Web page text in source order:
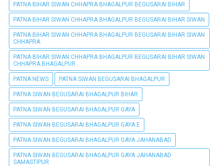
PATNA BIHAR SIWAN CHHAPRA BHAGALPUR BEGUSARAI BIHAR
PATNA BIHAR SIWAN CHHAPRA BHAGALPUR BEGUSARAI BIHAR SIWAN
PATNA BIHAR SIWAN CHHAPRA BHAGALPUR BEGUSARAI BIHAR SIWAN
CHHAPRA
PATNA BIHAR SIWAN CHHAPRA BHAGALPUR BEGUSARAI BIHAR SIWAN
CHHAPRA BHAGALPUR
PATNA NEWS PATNA SIWAN BEGUSARAI BHAGALPUR
PATNA SIWAN BEGUSARAI BHAGALPUR BIHAR
PATNA SIWAN BEGUSARAI BHAGALPUR GAYA
PATNA SIWAN BEGUSARAI BHAGALPUR GAYA E
PATNA SIWAN BEGUSARAI BHAGALPUR GAYA JAHANABAD
PATNA SIWAN BEGUSARAI BHAGALPUR GAYA JAHANABAD
SAMASTIPUR